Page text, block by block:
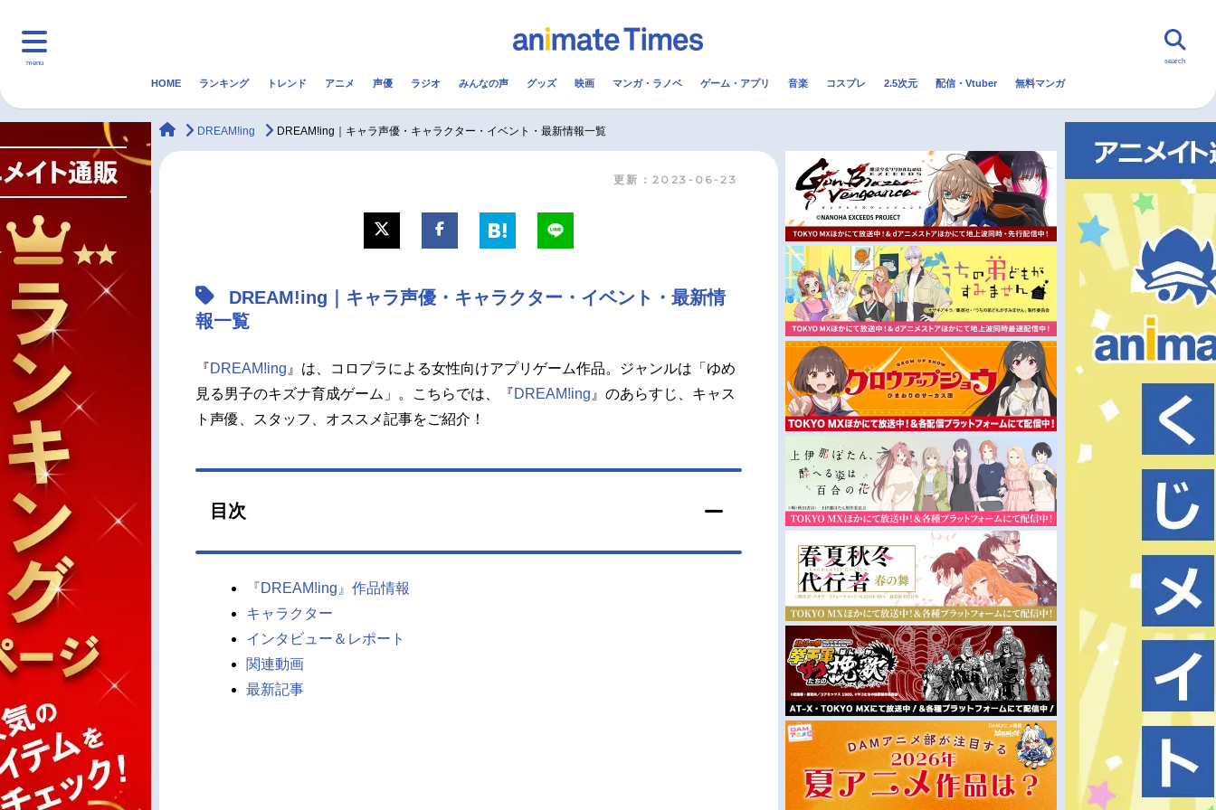
menu
マンガ・ラノベ 2.5次元 配信・Vtuber トレンド 無料マンガ
声優記事一覧
アニメ映画一覧
男性声優/女性声優一覧
今期アニメ曜日別一覧
夏アニメ
秋アニメ
冬アニメ
search
HOME ランキング トレンド アニメ 声優 ラジオ みんなの声 グッズ 映画 マンガ・ラノベ ゲーム・アプリ 音楽 コスプレ 2.5次元 配信・Vtuber 無料マンガ
animateTimes
DREAM!ing DREAM!ing｜キャラ声優・キャラクター・イベント・最新情報一覧
更新：2023-06-23
DREAM!ing｜キャラ声優・キャラクター・イベント・最新情
報一覧
『DREAM!ing 』は、コロプラによる女性向けアプリゲーム作品。ジャンルは「ゆめ
見る男子のキズナ育成ゲーム」。こちらでは、『DREAM!ing 』のあらすじ、キャス
ト声優、スタッフ、オススメ記事をご紹介！
目次
『DREAM!ing』作品情報
キャラクター
インタビュー＆レポート
関連動画
最新記事